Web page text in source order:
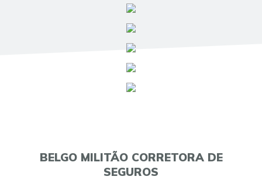
BELGO MILITÃO CORRETORA DE
SEGUROS